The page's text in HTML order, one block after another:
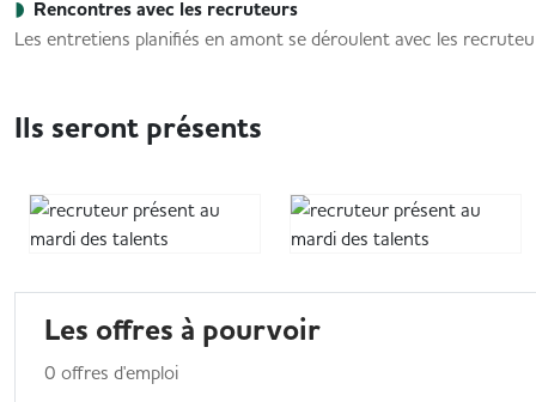
Rencontres avec les recruteurs
Les entretiens planifiés en amont se déroulent avec les
Ils seront présents
Les offres à pourvoir
0 offres d'emploi